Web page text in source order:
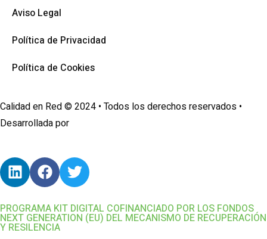
Aviso Legal
Política de Privacidad
Política de Cookies
Calidad en Red © 2024 • Todos los derechos reservados •
Desarrollada por
PROGRAMA KIT DIGITAL COFINANCIADO POR LOS FONDOS
NEXT GENERATION (EU) DEL MECANISMO DE RECUPERACIÓN
Y RESILENCIA